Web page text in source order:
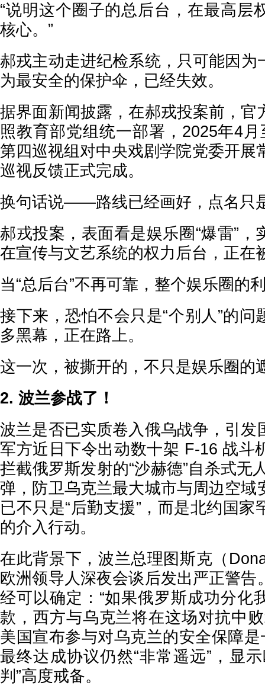
“说明这个圈子的总后台，在最高层
核心。”
郝戎主动走进纪检系统，只可能因
为最安全的保护伞，已经失效。
据界面新闻披露，在郝戎投案前，官
照教育部党组统一部署，2025年4
第四巡视组对中央戏剧学院党委开展
巡视反馈正式完成。
换句话说——路线已经画好，点名只
郝戎投案，表面看是娱乐圈“爆雷”
在宣传与文艺系统的权力后台，正在
当“总后台”不再可靠，整个娱乐圈的
接下来，恐怕不会只是“个别人”的
多黑幕，正在路上。
这一次，被撕开的，不只是娱乐圈的
2. 波兰参战了！
波兰是否已实质卷入俄乌战争，引发
军方近日下令出动数十架 F-16 战斗
拦截俄罗斯发射的“沙赫德”自杀式无
弹，防卫乌克兰最大城市与周边空域
已不只是“后勤支援”，而是北约国家
的介入行动。
在此背景下，波兰总理图斯克（
欧洲领导人深夜会谈后发出严正警告
经可以确定：“如果俄罗斯成功分化
款，西方与乌克兰将在这场对抗中
美国宣布参与对乌克兰的安全保障是
最终达成协议仍然“非常遥远”，显
判”高度戒备。